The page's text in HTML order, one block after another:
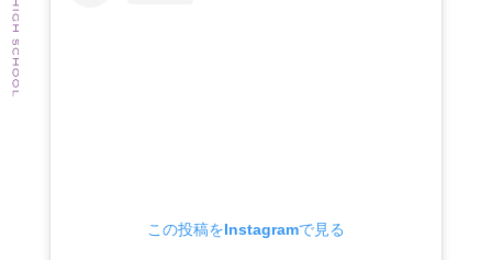
この投稿をInstagramで見る